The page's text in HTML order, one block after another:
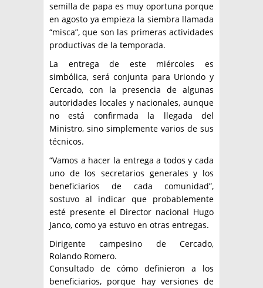
semilla de papa es muy oportuna porque
en agosto ya empieza la siembra llamada
“misca”, que son las primeras actividades
productivas de la temporada.
La entrega de este miércoles es
simbólica, será conjunta para Uriondo y
Cercado, con la presencia de algunas
autoridades locales y nacionales, aunque
no está confirmada la llegada del
Ministro, sino simplemente varios de sus
técnicos.
“Vamos a hacer la entrega a todos y cada
uno de los secretarios generales y los
beneficiarios de cada comunidad”,
sostuvo al indicar que probablemente
esté presente el Director nacional Hugo
Janco, como ya estuvo en otras entregas.
Dirigente campesino de Cercado,
Rolando Romero.
Consultado de cómo definieron a los
beneficiarios, porque hay versiones de